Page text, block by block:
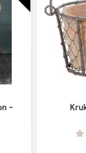
-
0 Stjerne av 5